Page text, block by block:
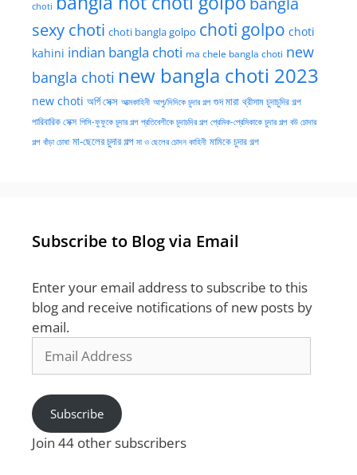
choti
sexy choti choti bangla golpo choti golpo choti
kahini indian bangla choti ma chele bangla choti new
bangla choti new bangla choti 2023
new choti অর্গি সেক্স আত্মকাহিনী আপু/দিদিকে চুদার গল্প গুদ মারা থ্রীসাম চুদাচুদির গল্প
পারিবারিক সেক্স পিসি-ফুফুকে চুদার গল্প প্রতিবেশীকে চুদাচদির গল্প প্রেমিক-প্রেমিকাকে চুদার গল্প বউ চোদার
গল্প বাঁড়া চোষা মা-ছেলের চুদার গল্প মা ও ছেলের চোদন কাহিনী মামিকে চুদার গল্প
Subscribe to Blog via Email
Enter your email address to subscribe to this
blog and receive notifications of new posts by
email.
Address
Subscribe
Join 44 other subscribers